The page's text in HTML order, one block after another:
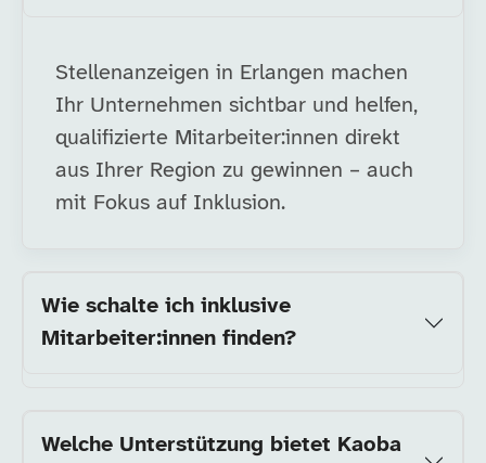
Stellenanzeigen in Erlangen machen
Ihr Unternehmen sichtbar und helfen,
qualifizierte Mitarbeiter:innen direkt
aus Ihrer Region zu gewinnen – auch
mit Fokus auf Inklusion.
Wie schalte ich inklusive
Mitarbeiter:innen finden?
Welche Unterstützung bietet Kaoba